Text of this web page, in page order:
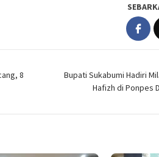
8
Bupati Sukabumi Hadiri
Hafizh di Ponpes